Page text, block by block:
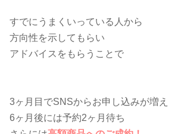
すでにうまくいっている人から
方向性を示してもらい
アドバイスをもらうことで
3ヶ月目でSNSからお申し込みが増え
6ヶ月後には予約2ヶ月待ち